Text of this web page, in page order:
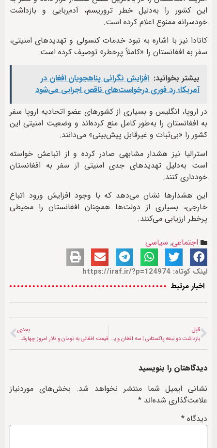
این کشور را به‌دلیل خطر تروریسم، آدم‌ربایی و بازداشت
خودسرانه ممنوع اعلام کرده است.
کانادا نیز با اشاره به نبود خدمات کنسولی و تهدیدهای امنیتی،
سفر به افغانستان را «کاملاً پرخطر» توصیف کرده است.
بیشتر بخوانید: افزایش نگرانی پناهجویان افغان در
آمریکا؛ رد فوری درخواست‌های ناقص اجرایی می‌شود
در اروپا، انگلیس و بسیاری از کشورهای عضو اتحادیه اروپا سفر
به افغانستان را به‌طور کامل منع کرده‌اند و وضعیت امنیتی این
کشور را «بی‌ثبات و غیرقابل پیش‌بینی» می‌دانند.
استرالیا نیز هشدار مشابهی صادر کرده و از اتباعش خواسته
است به‌دلیل تهدیدهای جدی امنیتی از سفر به افغانستان
خودداری کنند.
این هشدارها نشان می‌دهد که با وجود افزایش ورود اتباع
خارجی، بسیاری از دولت‌ها همچنان افغانستان را محیطی
پرخطر ارزیابی می‌کنند.
اجتماعی, سیاسی
لینک کوتاه: https://iraf.ir/?p=124974
اخبار مرتبط
قبل
بازداشت دو تبعه پاکستانی | سه افغان و یک پاکستانی قربانی آتش‌سوزی عمدی در ایتالیا شدند
بعدی
قیمت افغانی به تومان و دلار امروز ‌چهارشنبه (۱۳ خرداد ۱۴۰۵)
دیدگاهتان را بنویسید
نشانی ایمیل شما منتشر نخواهد شد. بخش‌های موردنیاز
علامت‌گذاری شده‌اند *
دیدگاه *